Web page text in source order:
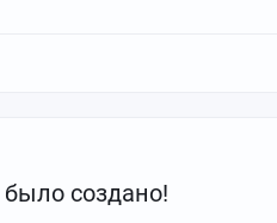
было создано!